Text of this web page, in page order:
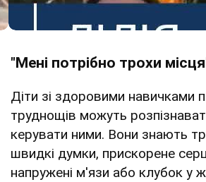
"Мені потрібно трохи
Діти зі здоровими навичками
труднощів можуть
керувати ними. Вони знають
швидкі думки, прискорене
напружені м'язи або клубок у